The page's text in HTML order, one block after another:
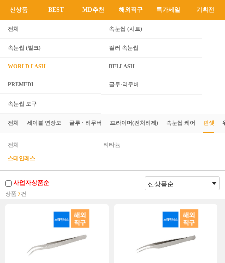
신상품 BEST MD추천 해외직구 특가세일 기획전
전체 속눈썹 (시트)
속눈썹 (벌크) 컬러 속눈썹
WORLD LASH BELLASH
PREMEDI 글루·리무버
속눈썹 도구
전체 세이블 연장모 글루 · 리무버 프라이머(전처리제) 속눈썹 케어 핀셋
전체 티타늄
스테인레스
사업자상품순
상품 7건